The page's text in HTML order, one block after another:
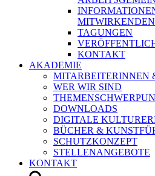
MITWIRKENDEN
TAGUNGEN
KONTAKT
AKADEMIE
MITARBEITERINNEN
WER WIR SIND
DOWNLOADS
DIGITALE
BÜCHER &
SCHUTZKONZEPT
STELLENANGEBOTE
KONTAKT